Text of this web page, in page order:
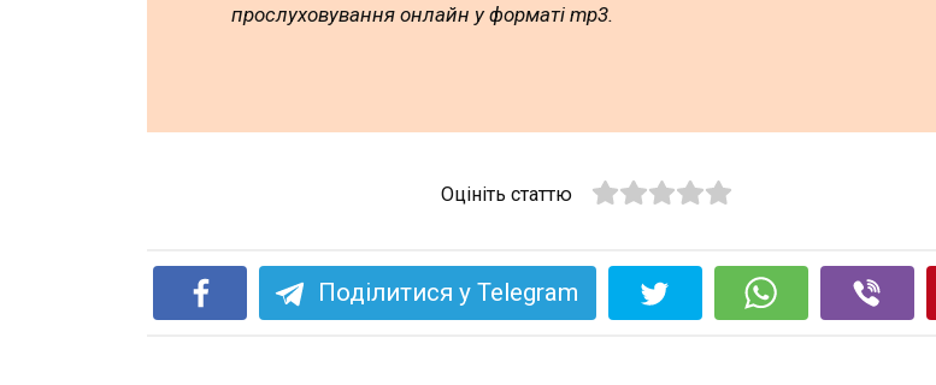
прослуховування онлайн у форматі mp3.
Оцініть статтю
Поділитися у Telegram